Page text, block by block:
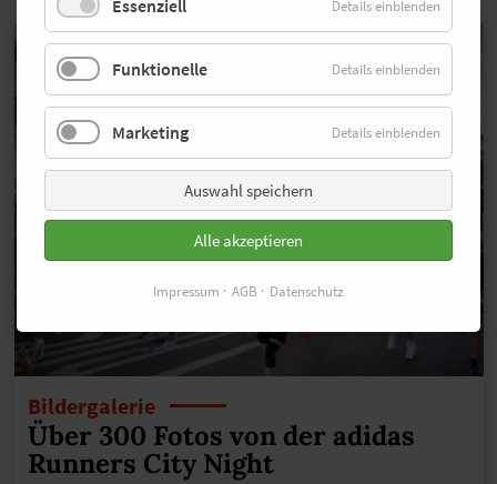
Bildergalerie
Über 300 Fotos von der adidas
Runners City Night
Essenziell Details einblenden
Funktionelle Details einblenden
Marketing Details einblenden
Auswahl speichern
Alle akzeptieren
Impressum AGB Datenschutz